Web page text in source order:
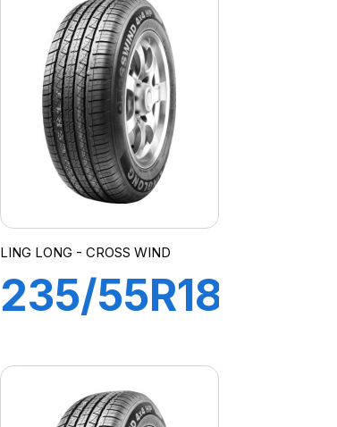
WIND ET
(HB)
LING LONG - CROSS WIND
235/55R18
CROSS